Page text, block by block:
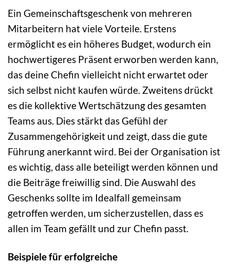
Ein Gemeinschaftsgeschenk von mehreren
Mitarbeitern hat viele Vorteile. Erstens
ermöglicht es ein höheres Budget, wodurch ein
hochwertigeres Präsent erworben werden kann,
das deine Chefin vielleicht nicht erwartet oder
sich selbst nicht kaufen würde. Zweitens drückt
es die kollektive Wertschätzung des gesamten
Teams aus. Dies stärkt das Gefühl der
Zusammengehörigkeit und zeigt, dass die gute
Führung anerkannt wird. Bei der Organisation ist
es wichtig, dass alle beteiligt werden können und
die Beiträge freiwillig sind. Die Auswahl des
Geschenks sollte im Idealfall gemeinsam
getroffen werden, um sicherzustellen, dass es
allen im Team gefällt und zur Chefin passt.
Beispiele für erfolgreiche